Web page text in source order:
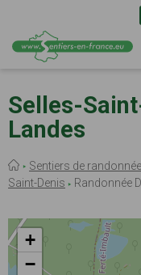
au
contenu
principal
Selles-
Landes
Fil
d'Ariane
Sentiers de randonnée
Saint-Denis
Randonnée
+
−